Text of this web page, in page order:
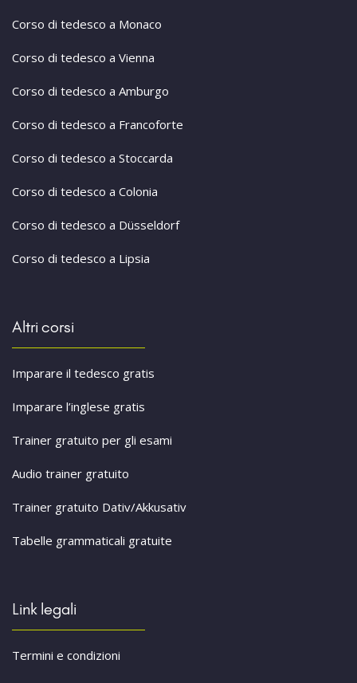
Corso di tedesco a Monaco
Corso di tedesco a Vienna
Corso di tedesco a Amburgo
Corso di tedesco a Francoforte
Corso di tedesco a Stoccarda
Corso di tedesco a Colonia
Corso di tedesco a Düsseldorf
Corso di tedesco a Lipsia
Altri corsi
Imparare il tedesco gratis
Imparare l’inglese gratis
Trainer gratuito per gli esami
Audio trainer gratuito
Trainer gratuito Dativ/Akkusativ
Tabelle grammaticali gratuite
Link legali
Termini e condizioni